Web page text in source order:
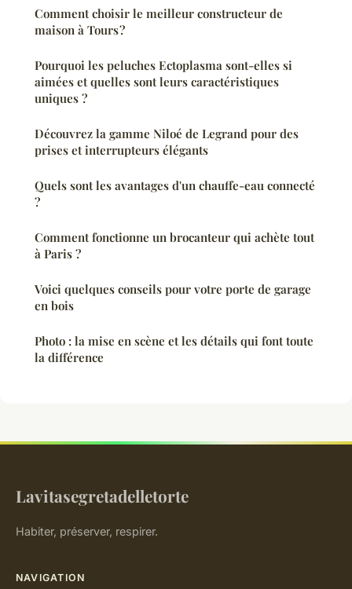
Comment choisir le meilleur constructeur de
maison à Tours ?
Pourquoi les peluches Ectoplasma sont-elles si
aimées et quelles sont leurs caractéristiques
uniques ?
Découvrez la gamme Niloé de Legrand pour des
prises et interrupteurs élégants
Quels sont les avantages d'un chauffe-eau connecté
?
Comment fonctionne un brocanteur qui achète tout
à Paris ?
Voici quelques conseils pour votre porte de garage
en bois
Photo : la mise en scène et les détails qui font toute
la différence
Lavitasegretadelletorte
Habiter, préserver, respirer.
NAVIGATION